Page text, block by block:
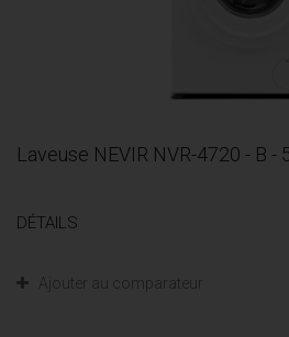
Laveuse NEVIR NVR-4720 - B -
DÉTAILS
Ajouter au comparateur